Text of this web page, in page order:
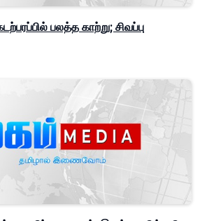
பலத்த காற்று; சிவப்பு